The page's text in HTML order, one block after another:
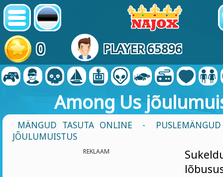
0 PLAYER 65896
Among Us
MÄNGUD TASUTA ONLINE -
PUSLEMÄNGUD
JÕULUMUISTUS
REKLAAM